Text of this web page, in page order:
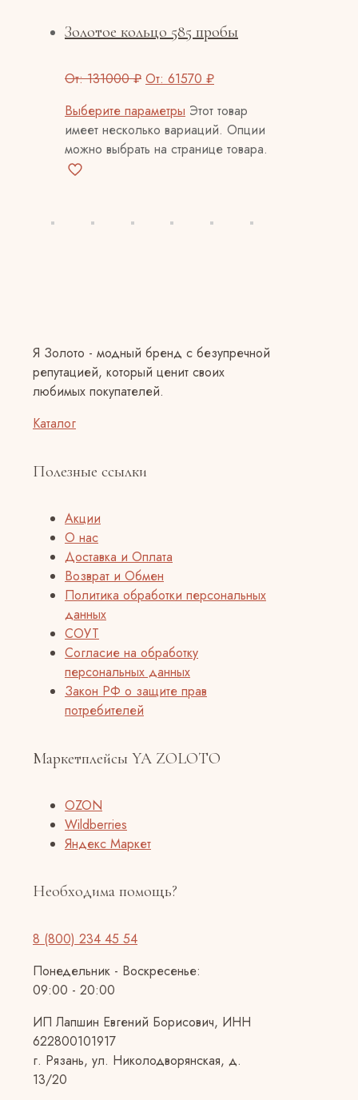
Золотое кольцо 585 пробы
От:131000₽ От: 61570 ₽
Выберите параметры Этот товар
имеет несколько вариаций. Опции
можно выбрать на странице товара.
Я Золото - модный бренд с безупречной
репутацией, который ценит своих
любимых покупателей.
Каталог
Полезные ссылки
Акции
О нас
Доставка и Оплата
Возврат и Обмен
Политика обработки персональных
данных
СОУТ
Согласие на обработку
персональных данных
Закон РФ о защите прав
потребителей
Маркетплейсы YA ZOLOTO
OZON
Wildberries
Яндекс Маркет
Необходима помощь?
8 (800) 234 45 54
Понедельник - Воскресенье:
09:00 - 20:00
ИП Лапшин Евгений Борисович, ИНН
622800101917
г. Рязань, ул. Николодворянская, д.
13/20